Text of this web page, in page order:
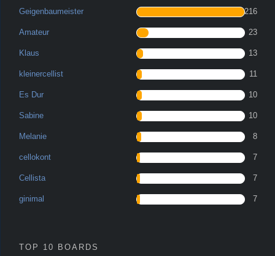
Geigenbaumeister 216
Amateur 23
Klaus 13
kleinercellist 11
Es Dur 10
Sabine 10
Melanie 8
cellokont 7
Cellista 7
ginimal 7
TOP 10 BOARDS